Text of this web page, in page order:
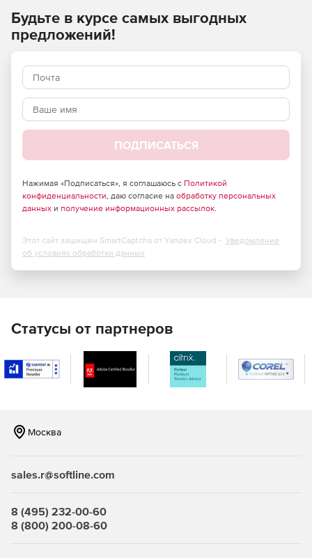
Будьте в курсе самых выгодных
предложений!
ПОДПИСАТЬСЯ
Нажимая «Подписаться», я соглашаюсь с Политикой
конфиденциальности, даю согласие на обработку персональных
данных и получение информационных рассылок.
Этот сайт защищен SmartCaptcha от Yandex Cloud - Уведомление
об условиях обработки данных
Статусы от партнеров
Москва
sales.r@softline.com
8 (495) 232-00-60
8 (800) 200-08-60